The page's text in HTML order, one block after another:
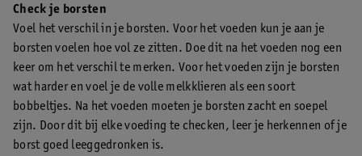
Check je borsten
Voel het verschil in je borsten. Voor het voeden kun je aan je
borsten voelen hoe vol ze zitten. Doe dit na het voeden nog een
keer om het verschil te merken. Voor het voeden zijn je borsten
wat harder en voel je de volle melkklieren als een soort
bobbeltjes. Na het voeden moeten je borsten zacht en soepel
zijn. Door dit bij elke voeding te checken, leer je herkennen of je
borst goed leeggedronken is.